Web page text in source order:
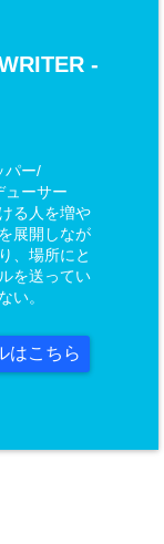
-
パー/
ューサー
る人を増や
展開しなが
、場所にと
を送ってい
い。
はこちら